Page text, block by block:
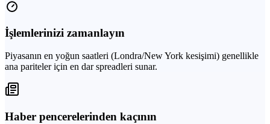
İşlemlerinizi zamanlayın
Piyasanın en yoğun saatleri (Londra/New York kesişimi) genellikle
ana pariteler için en dar spreadleri sunar.
Haber pencerelerinden kaçının